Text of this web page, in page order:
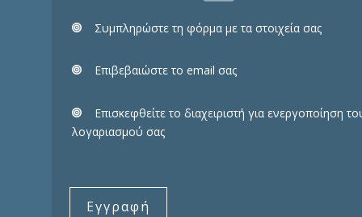
Συμπληρώστε τη φόρμα με τα στοιχεία σας
Eπιβεβαιώστε το email σας
Επισκεφθείτε το διαχειριστή για ενεργοποίηση
λογαριασμού σας
Εγγραφή